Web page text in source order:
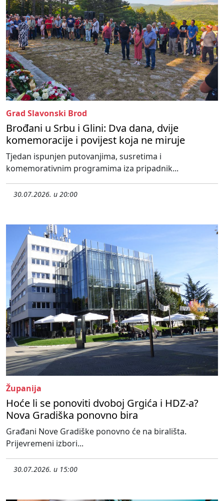
Grad Slavonski Brod
Brođani u Srbu i Glini: Dva dana, dvije
komemoracije i povijest koja ne miruje
Tjedan ispunjen putovanjima, susretima i
komemorativnim programima iza pripadnik...
30.07.2026. u 20:00
Županija
Hoće li se ponoviti dvoboj Grgića i HDZ-a?
Nova Gradiška ponovno bira
Građani Nove Gradiške ponovno će na birališta.
Prijevremeni izbori...
30.07.2026. u 15:00